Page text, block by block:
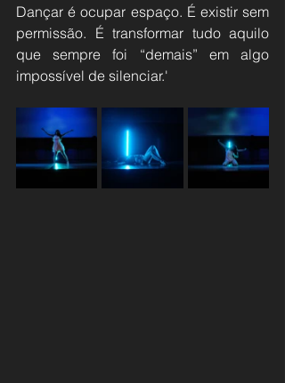
Dançar é ocupar espaço. É existir sem
permissão. É transformar tudo aquilo
que sempre foi “demais” em algo
impossível de silenciar.'